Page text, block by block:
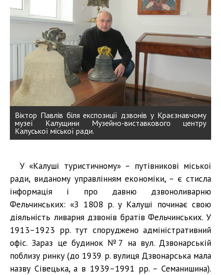
Віктор Павлів біля експозиції дзвонів у Краєзнавчому
музеї Калущини Музейно-виставкового центру
Калуської міської ради.
У «Калуші туристичному» – путівникові міської
ради, виданому управлінням економіки, – є стисла
інформація і про давню дзвоноливарню
Фельчинських: «З 1808 р. у Калуші починає свою
діяльність ливарня дзвонів братів Фельчинських. У
1913–1923 рр. тут споруджено адміністративний
офіс. Зараз це будинок №7 на вул. Дзвонарській
поблизу ринку (до 1939 р. вулиця Дзвонарська мала
назву Сівецька, а в 1939–1991 рр. – Семанишина).